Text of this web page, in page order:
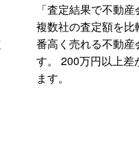
「査定結果で不動産
複数社の査定額を
番高く売れる不動産
す。 200万円以上差
ます。